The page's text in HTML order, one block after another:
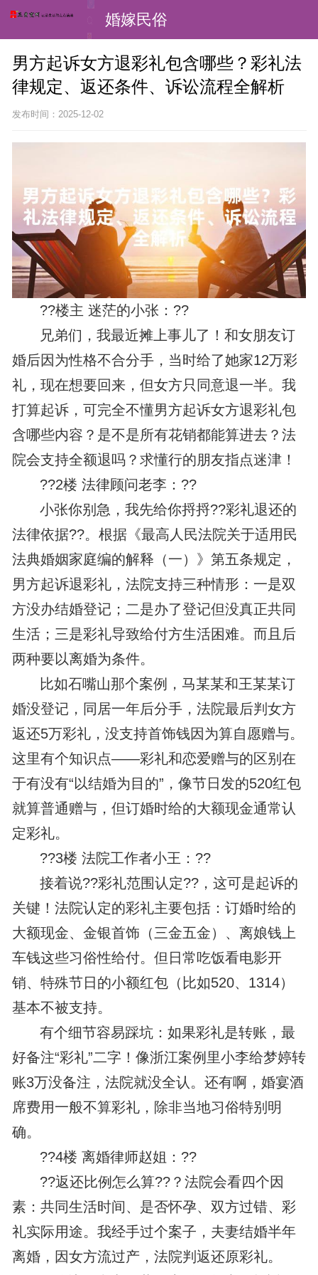
婚嫁民俗
男方起诉女方退彩礼包含哪些？彩礼法
律规定、返还条件、诉讼流程全解析
发布时间：2025-12-02
??楼主 迷茫的小张：??
兄弟们，我最近摊上事儿了！和女朋友订
婚后因为性格不合分手，当时给了她家12万彩
礼，现在想要回来，但女方只同意退一半。我
打算起诉，可完全不懂男方起诉女方退彩礼包
含哪些内容？是不是所有花销都能算进去？法
院会支持全额退吗？求懂行的朋友指点迷津！
??2楼 法律顾问老李：??
小张你别急，我先给你捋捋??彩礼退还的
法律依据??。根据《最高人民法院关于适用民
法典婚姻家庭编的解释（一）》第五条规定，
男方起诉退彩礼，法院支持三种情形：一是双
方没办结婚登记；二是办了登记但没真正共同
生活；三是彩礼导致给付方生活困难。而且后
两种要以离婚为条件。
比如石嘴山那个案例，马某某和王某某订
婚没登记，同居一年后分手，法院最后判女方
返还5万彩礼，没支持首饰钱因为算自愿赠与。
这里有个知识点——彩礼和恋爱赠与的区别在
于有没有“以结婚为目的”，像节日发的520红包
就算普通赠与，但订婚时给的大额现金通常认
定彩礼。
??3楼 法院工作者小王：??
接着说??彩礼范围认定??，这可是起诉的
关键！法院认定的彩礼主要包括：订婚时给的
大额现金、金银首饰（三金五金）、离娘钱上
车钱这些习俗性给付。但日常吃饭看电影开
销、特殊节日的小额红包（比如520、1314）
基本不被支持。
有个细节容易踩坑：如果彩礼是转账，最
好备注“彩礼”二字！像浙江案例里小李给梦婷转
账3万没备注，法院就没全认。还有啊，婚宴酒
席费用一般不算彩礼，除非当地习俗特别明
确。
??4楼 离婚律师赵姐：??
??返还比例怎么算??？法院会看四个因
素：共同生活时间、是否怀孕、双方过错、彩
礼实际用途。我经手过个案子，夫妻结婚半年
离婚，因女方流过产，法院判返还原彩礼。